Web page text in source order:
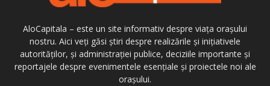
AloCapitala – este un site informativ despre viața orașului
nostru. Aici veți găsi știri despre realizările și inițiativele
autorităților, și administrației publice, deciziile importante și
reportajele despre evenimentele esențiale și proiectele noi ale
orașului.